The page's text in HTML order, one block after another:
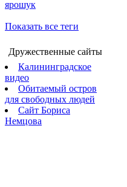
ярошук
Показать все теги
Дружественные сайты
Калининградское
видео
Обитаемый остров
для свободных людей
Сайт Бориса
Немцова